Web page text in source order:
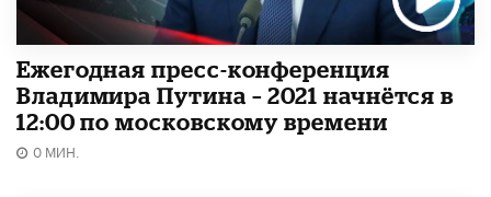
Ежегодная пресс-конференция
Владимира Путина – 2021 начнётся в
12:00 по московскому времени
0 МИН.